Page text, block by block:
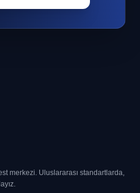
merkezi. Uluslararası standartlarda,